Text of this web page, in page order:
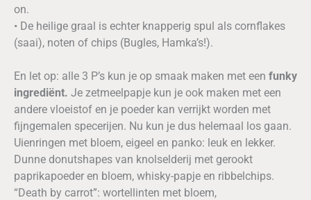
on.
• De heilige graal is echter knapperig spul als cornflakes
(saai), noten of chips (Bugles, Hamka’s!).
En let op: alle 3 P’s kun je op smaak maken met een funky
ingrediënt. Je zetmeelpapje kun je ook maken met een
andere vloeistof en je poeder kan verrijkt worden met
fijngemalen specerijen. Nu kun je dus helemaal los gaan.
Uienringen met bloem, eigeel en panko: leuk en lekker.
Dunne donutshapes van knolselderij met gerookt
paprikapoeder en bloem, whisky-papje en ribbelchips.
“Death by carrot”: wortellinten met bloem,